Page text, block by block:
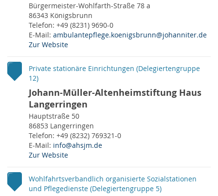
Bürgermeister-Wohlfarth-Straße 78 a
86343 Königsbrunn
Telefon: +49 (8231) 9690-0
E-Mail: ambulantepflege.koenigsbrunn@johanniter.de
Zur Website
Private stationäre Einrichtungen (Delegiertengruppe
12)
Johann-Müller-Altenheimstiftung Haus
Langerringen
Hauptstraße 50
86853 Langerringen
Telefon: +49 (8232) 769321-0
E-Mail: info@ahsjm.de
Zur Website
Wohlfahrtsverbandlich organisierte Sozialstationen
und Pflegedienste (Delegiertengruppe 5)